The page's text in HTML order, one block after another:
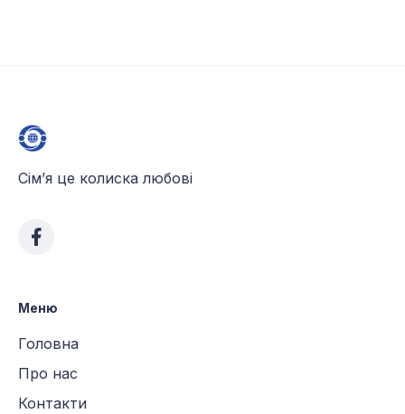
Сім’я це колиска любові
Меню
Головна
Про нас
Контакти